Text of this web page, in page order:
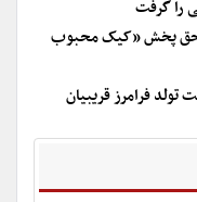
را گرفت
حق پخش «کیک محبوب
فرامرز قریبیان